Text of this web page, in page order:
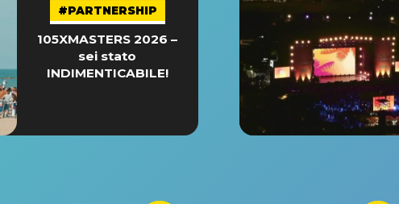
#PARTNERSHIP
105XMASTERS 2026 –
sei stato
INDIMENTICABILE!